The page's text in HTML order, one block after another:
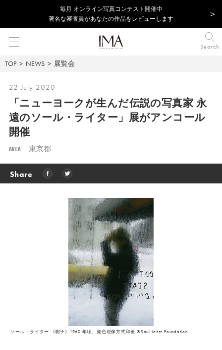
毎⽉ オンライン写真コンテスト開催中
著名な審査員があなたの作品をレビューします
Search
TOP NEWS 展覧会
22 July 2020
「ニューヨークが生んだ伝説の写真家 永
遠のソール・ライター」展がアンコール
開催
AREA 東京都
Share
ソール・ライター 《帽子》1960 年頃、発色現像方式印画 ©︎Saul Leiter Foundation